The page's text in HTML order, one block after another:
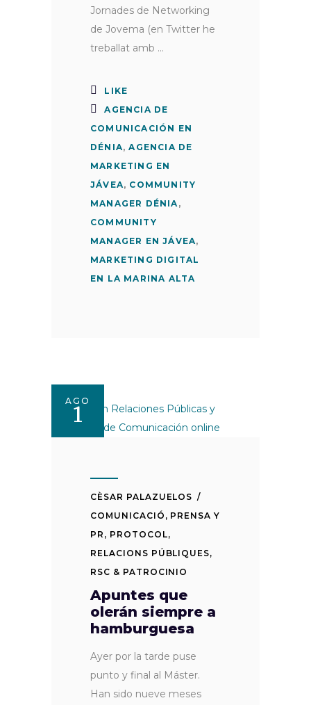
Jornades de Networking
de Jovema (en Twitter he
treballat amb
LIKE
AGENCIA DE
COMUNICACIÓN EN
DÉNIA,AGENCIA DE
MARKETING EN
JÁVEA, COMMUNITY
MANAGER DÉNIA,
COMMUNITY
MANAGER EN JÁVEA,
MARKETING DIGITAL
EN LA MARINA ALTA
AGO
1
CÈSAR PALAZUELOS
COMUNICACIÓ , PRENSA Y
PR , PROTOCOL,
RELACIONS PÚBLIQUES,
RSC & PATROCINIO
Apuntes que
olerán siempre a
hamburguesa
Ayer por la tarde puse
punto y final al Máster.
Han sido nueve meses